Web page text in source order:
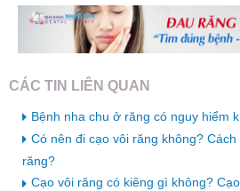
CÁC TIN LIÊN QUAN
Bệnh nha chu ở răng có nguy hiểm
Có nên đi cạo vôi răng không?
răng?
Cạo vôi răng có kiêng gì không?